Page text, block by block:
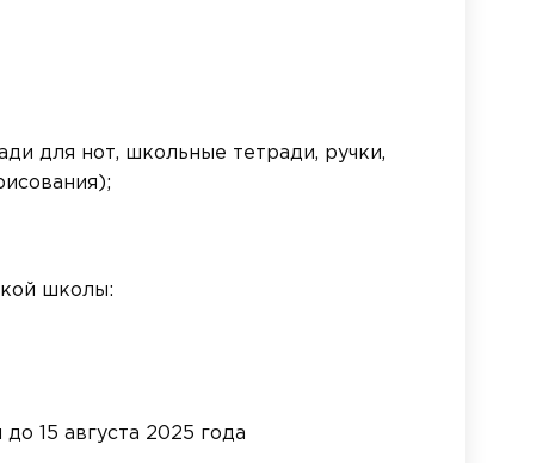
для нот, школьные тетради, ручки,
школы:
15 августа 2025 года